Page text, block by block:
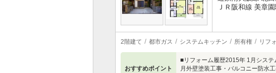
ＪＲ阪和線 美章
2階建て 都市ガス システムキッチン 所有権 リフ
おすすめポイント
■リフォーム履歴2015年 1月シス
月外壁塗装工事・バルコニー防